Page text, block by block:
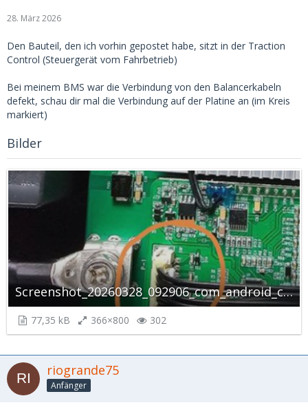
28. März 2026
Den Bauteil, den ich vorhin gepostet habe, sitzt in der Traction
Control (Steuergerät vom Fahrbetrieb)
Bei meinem BMS war die Verbindung von den Balancerkabeln
defekt, schau dir mal die Verbindung auf der Platine an (im Kreis
markiert)
Bilder
Screenshot_20260328_092906_com_android_chrome_CustomTabActivity_autoscaled.jpg
77,35 kB 366×800 302
riogrande75
Anfänger